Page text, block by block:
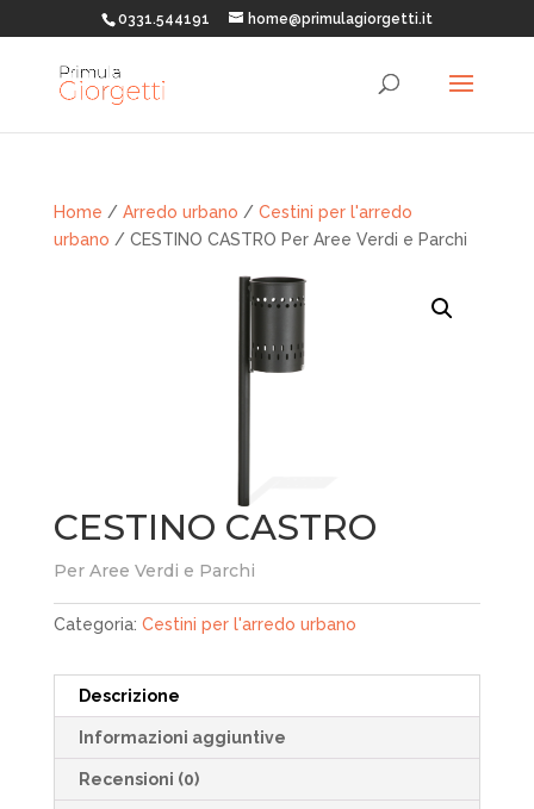
0331.544191 home@primulagiorgetti.it
Home / Arredo urbano / Cestini per l'arredo
urbano / CESTINO CASTRO Per Aree Verdi e Parchi
CESTINO CASTRO
Per Aree Verdi e Parchi
Categoria: Cestini per l'arredo urbano
Descrizione
Informazioni aggiuntive
Recensioni (0)